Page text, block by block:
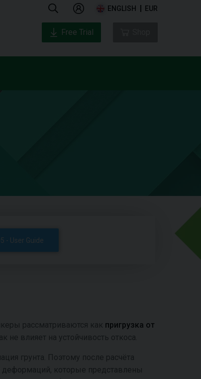
ENGLISH EUR
Free Trial
- User Guide
рассматриваются как пригрузка от
влияет на устойчивость откоса.
грунта. Поэтому после расчёта
деформаций, которые представлены